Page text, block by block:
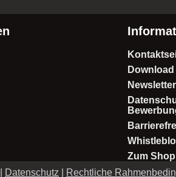
Download
Newsletter
Zum Shop
Datenschutz Rechtliche